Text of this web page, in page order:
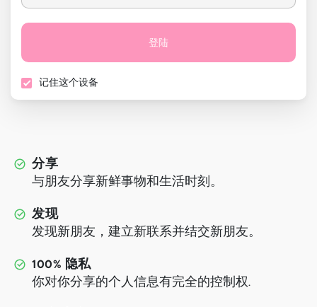
登陆
记住这个设备
分享
与朋友分享新鲜事物和生活时刻。
发现
发现新朋友，建立新联系并结交新朋友。
100% 隐私
你对你分享的个人信息有完全的控制权.